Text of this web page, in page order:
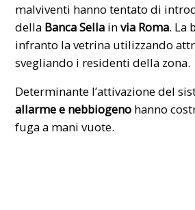
malviventi hanno tentato di
della Banca Sella invia Roma. La
infranto la vetrina utilizzando
svegliando i residenti della zona.
Determinante l’attivazione del
allarmee nebbiogeno hanno
fuga a mani vuote.